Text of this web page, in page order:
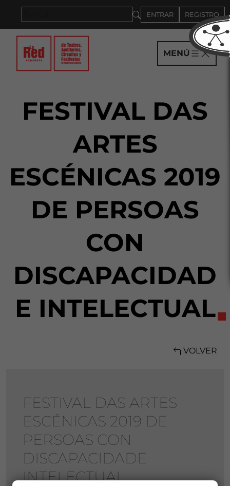
ENTRAR REGISTRO
MENÚ
FESTIVAL DAS
ARTES
ESCÉNICAS 2019
DE PERSOAS
CON
DISCAPACIDAD
E INTELECTUAL
VOLVER
FESTIVAL DAS ARTES
ESCÉNICAS 2019 DE
PERSOAS CON
DISCAPACIDADE
INTELECTUAL